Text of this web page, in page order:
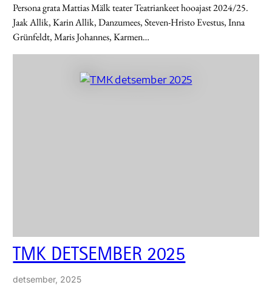
Persona grata Mattias Mälk teater Teatriankeet hooajast 2024/25.
Jaak Allik, Karin Allik, Danzumees, Steven-Hristo Evestus, Inna
Grünfeldt, Maris Johannes, Karmen…
TMK DETSEMBER 2025
detsember, 2025